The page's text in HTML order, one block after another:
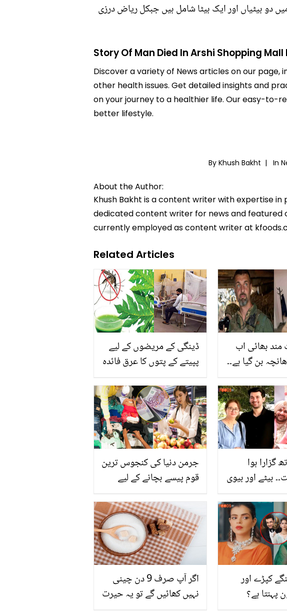
دو بیٹیاں اور ایک بیٹا شامل ہیں جبکل ریاض درزی
Story Of Man Died In Arshi Shopping
Discover a variety of News articles on our page,
other health issues. Get detailed insights and
on your journey to a healthier life. Our easy-to-
better lifestyle.
By Khush Bakht | In
About the Author:
Khush Bakht is a content writer with expertise
dedicated content writer for news and featured
currently employed as content writer at
Related Articles
ڈینگی کے مریضوں کے لیے
پپیتے کے پتوں کا عرق فائدہ
ماہرین نے شہریوں کو
خبردار کر دیا
بھائی اب
بن گیا ہے۔۔
فوجی!
جرمن دنیا کی کنجوس ترین
قوم پیسے بچانے کے لیے
جو ہم بھی اپنا سکتے ہیں
گزارا ہوا
بیٹے اور بیوی
ردعمل دیا؟
اگر آپ صرف 9 دن چینی
نہیں کھائیں گے تو یہ حیرت
کپڑے اور
پہنتا ہے؟